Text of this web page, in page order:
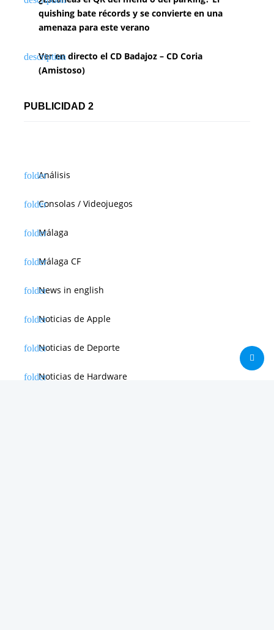
quishing bate récords y se convierte en una
amenaza para este verano
Ver en directo el CD Badajoz – CD Coria
(Amistoso)
PUBLICIDAD 2
Análisis
Consolas / Videojuegos
Málaga
Málaga CF
News in english
Noticias de Apple
Noticias de Deporte
Noticias de Hardware